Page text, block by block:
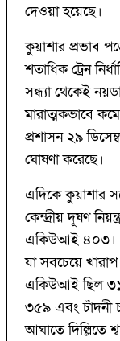
দেওয়া হয়েছে।
কুয়াশার প্রভাব
শতাধিক ট্রেন
সন্ধ্যা থেকেই
মারাত্মকভাবে
প্রশাসন ২৯
ঘোষণা করেছে।
এদিকে কুয়াশার
কেন্দ্রীয় দূষণ
একিউআই ৪০৩।
যা সবচেয়ে
একিউআই ছিল
৩৫৯ এবং
আঘাতে দিল্লিতে